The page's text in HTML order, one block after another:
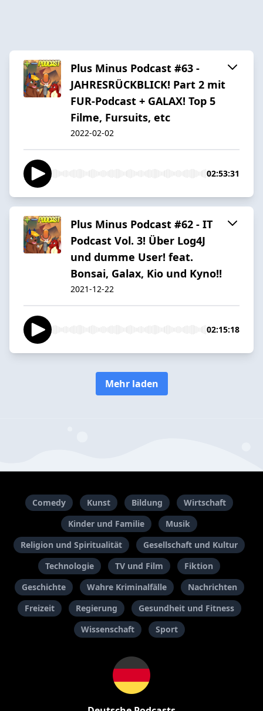
Plus Minus Podcast #63 -
JAHRESRÜCKBLICK! Part 2 mit
FUR-Podcast + GALAX! Top 5
Filme, Fursuits, etc
2022-02-02
02:53:31
Plus Minus Podcast #62 - IT
Podcast Vol. 3! Über Log4J
und dumme User! feat.
Bonsai, Galax, Kio und Kyno!!
2021-12-22
02:15:18
Mehr laden
Comedy Kunst Bildung
Wirtschaft
Kinder und Familie
Musik
Religion und Spiritualität
Gesellschaft und Kultur
Technologie
TV und Film
Fiktion
Geschichte
Wahre Kriminalfälle
Nachrichten
Freizeit
Regierung
Gesundheit und Fitness
Wissenschaft
Sport